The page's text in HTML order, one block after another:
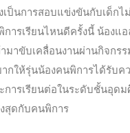
เป็นการสอบแข่งขันกับเด็กไ
การเรียนไหนดีครั้งนี้ น้องแ
มาขับเคลื่อนงานผ่านกิจกรร
ากให้รุ่นน้องคนพิการได้รับค
การเรียนต่อในระดับชั้นอุดม
สุดกับคนพิการ